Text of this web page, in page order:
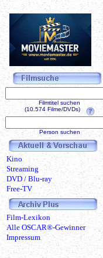
Filmtitel suchen
(10.574 Filme/DVDs)
Person suchen
Kino
Streaming
DVD / Blu-ray
Free-TV
Film-Lexikon
Alle OSCAR®-Gewinner
Impressum